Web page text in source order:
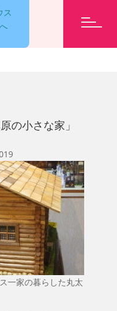
ス
小さな家」
一家の暮らした丸太